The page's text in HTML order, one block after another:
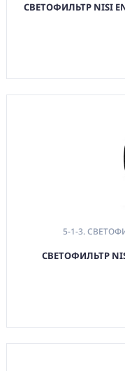
СВЕТОФИЛЬТР NISI
5-1-3.
СВЕТОФИЛЬТР